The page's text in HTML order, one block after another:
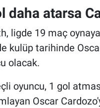
daha atarsa
ligde 19 maç
kulüp tarihinde
olacak.
oyuncu, 1 gol
Oscar